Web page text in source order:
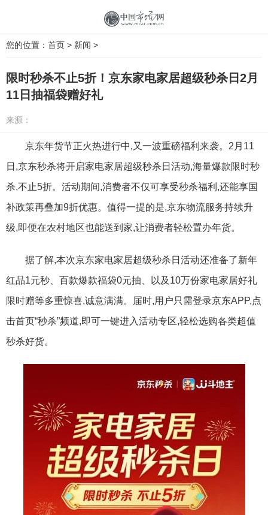
您的位置： 首页 > 新闻 >
限时秒杀不止5折！京东家电家居超级秒杀日2月
11日抽福袋赠好礼
来源：
京东年货节正火热进行中,又一波重磅福利来袭。2月11
日,京东秒杀将开启家电家居超级秒杀日活动,海量爆款限时秒
杀,不止5折。活动期间,消费者不仅可享受秒杀福利,还能享国
补政策再叠加9折优惠。值得一提的是,京东物流服务持续升
级,即便在农村地区也能送到家,让消费者轻松置办年货。
据了解,本次京东家电家居超级秒杀日活动还准备了新年
红品1元秒、百款爆款福袋0元抽、以及10万份家电家居好礼
限时赠等多重惊喜,诚意满满。届时,用户只需登录京东APP,点
击首页“秒杀”频道,即可一键进入活动专区,轻松选购各类超值
秒杀好货。